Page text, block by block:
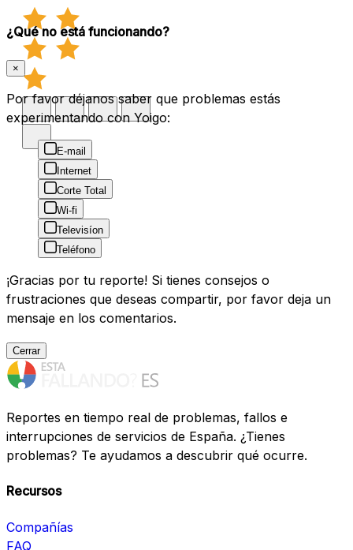
¿Qué no está funcionando?
×
Por favor déjanos saber que problemas estás
experimentando con Yoigo:
E-mail
Internet
Corte Total
Wi-fi
Televisíon
Teléfono
¡Gracias por tu reporte! Si tienes consejos o
frustraciones que deseas compartir, por favor deja un
mensaje en los comentarios.
Cerrar
Reportes en tiempo real de problemas, fallos e
interrupciones de servicios de España. ¿Tienes
problemas? Te ayudamos a descubrir qué ocurre.
Recursos
Compañías
FAQ